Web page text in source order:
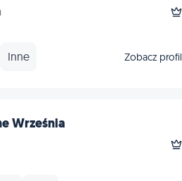
Inne Zobacz profil
Września